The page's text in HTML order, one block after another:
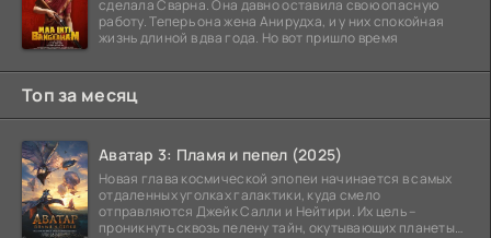
сделала Сварна. Она давно оставила свою опасную
работу. Теперь она жена Анирудха, и у них спокойная
жизнь длиной в два года. Но вот пришло время
Топ за месяц
Аватар 3: Пламя и пепел (2025)
Новая глава космической эпопеи начинается в самых
отдаленных уголках галактики, куда смело
отправляются Джейк Салли и Нейтири. Их цель –
проникнуть сквозь пелену тайн, окутывающих планеты